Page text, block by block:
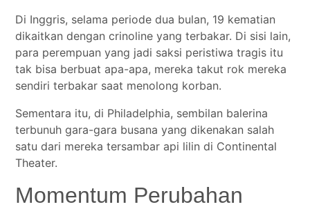
Di Inggris, selama periode dua bulan, 19 kematian
dikaitkan dengan crinoline yang terbakar. Di sisi lain,
para perempuan yang jadi saksi peristiwa tragis itu
tak bisa berbuat apa-apa, mereka takut rok mereka
sendiri terbakar saat menolong korban.
Sementara itu, di Philadelphia, sembilan balerina
terbunuh gara-gara busana yang dikenakan salah
satu dari mereka tersambar api lilin di Continental
Theater.
Momentum Perubahan